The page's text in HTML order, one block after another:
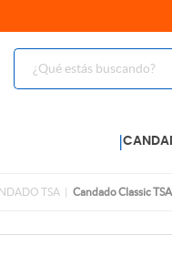
|
TSA Candado Classic